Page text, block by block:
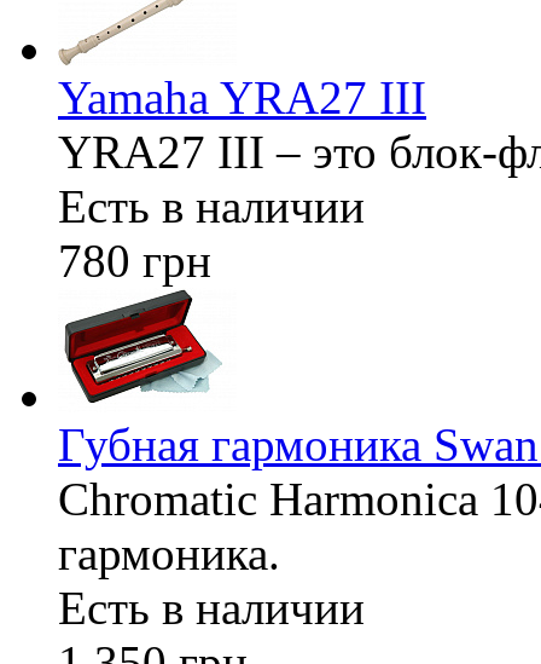
Yamaha YRA27 III
YRA27 III – это блок-
Есть в наличии
780 грн
Губная гармоника
Chromatic Harmonica
гармоника.
Есть в наличии